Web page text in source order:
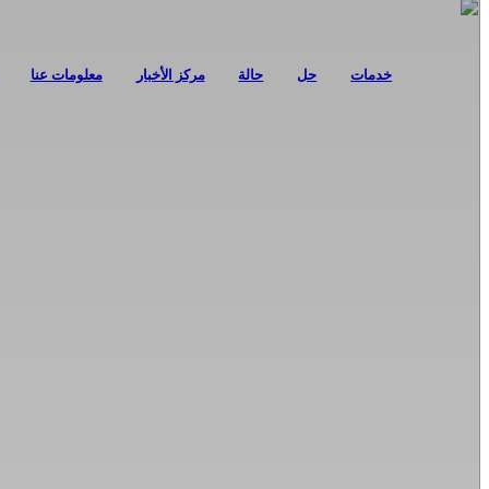
خدمات حل حالة مركز الأخبار معلومات عنا